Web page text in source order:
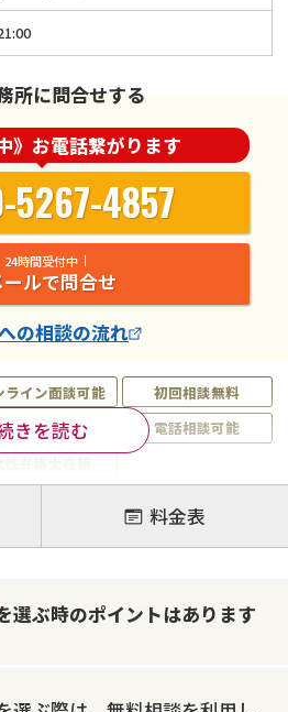
ライン面談可能
初回相談無料
時以降電話可能
電話相談可能
離婚調停
離婚裁判
国際離婚
養育費問題
きを読む
所に問合せする
》お電話繋がります
5267-4857
24時間受付中
ルで問合せ
の相談の流れ
料金表
選ぶ時のポイントはあります